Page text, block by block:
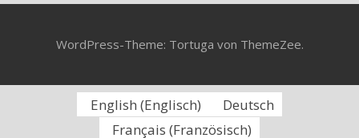
WordPress-Theme: Tortuga von ThemeZee.
English (Englisch)
Deutsch
Français (Französisch)